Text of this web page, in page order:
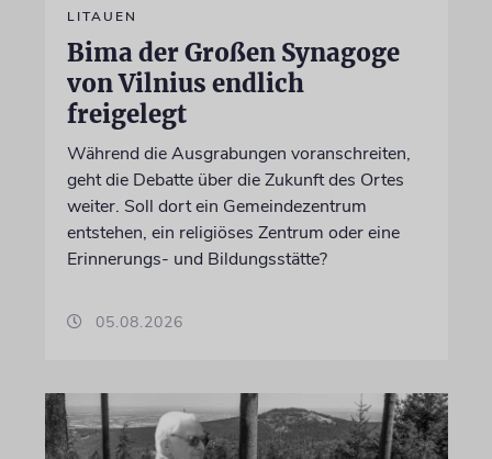
LITAUEN
Bima der Großen Synagoge
von Vilnius endlich
freigelegt
Während die Ausgrabungen voranschreiten,
geht die Debatte über die Zukunft des Ortes
weiter. Soll dort ein Gemeindezentrum
entstehen, ein religiöses Zentrum oder eine
Erinnerungs- und Bildungsstätte?
05.08.2026